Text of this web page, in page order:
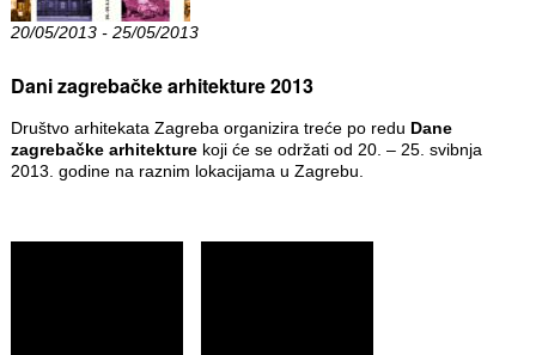
20/05/2013 - 25/05/2013
Dani zagrebačke arhitekture 2013
Društvo arhitekata Zagreba organizira treće po redu Dane
zagrebačke arhitekturekoji će se održati od 20. – 25. svibnja
2013. godine na raznim lokacijama u Zagrebu.